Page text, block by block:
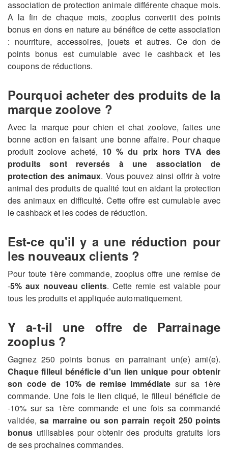
association de protection animale différente chaque mois.
A la fin de chaque mois, zooplus convertit des points
bonus en dons en nature au bénéfice de cette association
: nourriture, accessoires, jouets et autres. Ce don de
points bonus est cumulable avec le cashback et les
coupons de réductions.
Pourquoi acheter des produits de la
marque zoolove ?
Avec la marque pour chien et chat zoolove, faites une
bonne action en faisant une bonne affaire. Pour chaque
produit zoolove acheté, 10 % du prix hors TVA des
produits sont reversés à une association de
protection des animaux. Vous pouvez ainsi offrir à votre
animal des produits de qualité tout en aidant la protection
des animaux en difficulté. Cette offre est cumulable avec
le cashback et les codes de réduction.
Est-ce qu'il y a une réduction pour
les nouveaux clients ?
Pour toute 1ère commande, zooplus offre une remise de
-5% aux nouveau clients. Cette remie est valable pour
tous les produits et appliquée automatiquement.
Y a-t-il une offre de Parrainage
zooplus ?
Gagnez 250 points bonus en parrainant un(e) ami(e).
Chaque filleul bénéficie d'un lien unique pour obtenir
son code de 10% de remise immédiate sur sa 1ère
commande. Une fois le lien cliqué, le filleul bénéficie de
-10% sur sa 1ère commande et une fois sa commandé
validée,sa marraine ou son parrain reçoit 250 points
bonus utilisables pour obtenir des produits gratuits lors
de ses prochaines commandes.